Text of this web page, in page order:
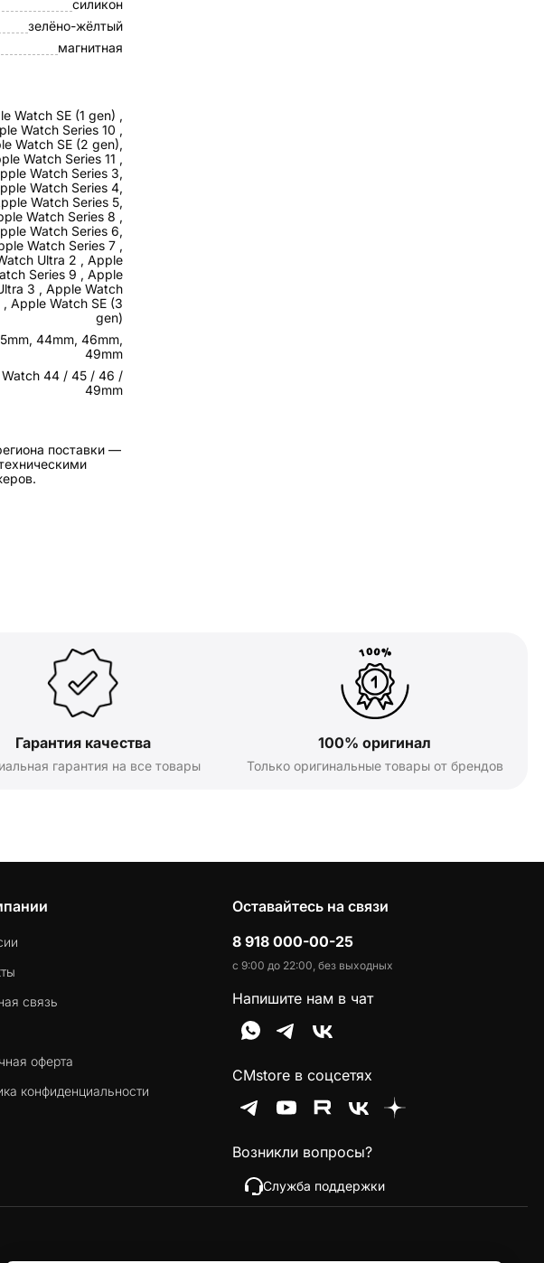
силикон
зелёно-жёлтый
магнитная
Watch SE (1 gen) ,
Watch Series 10 ,
Watch SE (2 gen),
Watch Series 11 ,
Watch Series 3,
Watch Series 4,
Watch Series 5,
Watch Series 8 ,
Watch Series 6,
Watch Series 7 ,
Ultra 2 , Apple
Series 9 , Apple
3 , Apple Watch
, Apple Watch SE (3
gen)
44mm, 46mm,
49mm
44 / 45 / 46 /
49mm
поставки —
Гарантия качества
гарантия на все товары
100% оригинал
Только оригинальные товары от брендов
связь
оферта
конфиденциальности
Оставайтесь на связи
8 918 000-00-25
с 9:00 до 22:00, без выходных
Напишите нам в чат
CMstore в соцсетях
Возникли вопросы?
Служба поддержки